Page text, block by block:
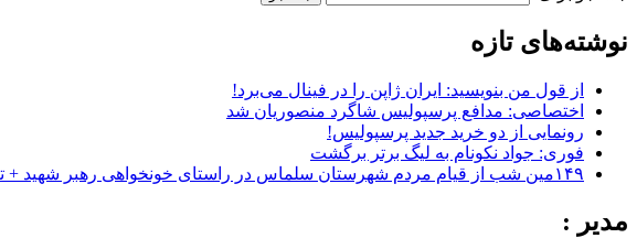
نوشته‌های تازه
از قول من بنویسید: ایران ژاپن را در فینال می‌برد!
اختصاصی: مدافع پرسپولیس شاگرد منصوریان شد
رونمایی از دو خرید جدید پرسپولیس!
فوری: جواد نکونام به لیگ برتر برگشت
۱۴۹مین شب از قیام مردم شهرستان سلماس در راستای خونخواهی رهبر شهید + تصاویر
مدیر :